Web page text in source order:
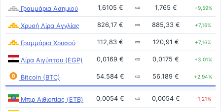
Γραμμάρια Ασημιού 1,6105 € ⇨ 1,765 € +9,59%
Χρυσή Λίρα Αγγλίας 826,17 € ⇨ 885,33 € +7,16%
Γραμμάρια Χρυσού 112,83 € ⇨ 120,91 € +7,16%
Λίρα Αιγύπτου (EGP) 0,0169 € ⇨ 0,0175 € +3,01%
Bitcoin (BTC) 54.584 € ⇨ 56.189 € +2,94%
Μπιρ Αιθιοπίας (ETB) 0,0054 € ⇨ 0,0054 € -1,21%